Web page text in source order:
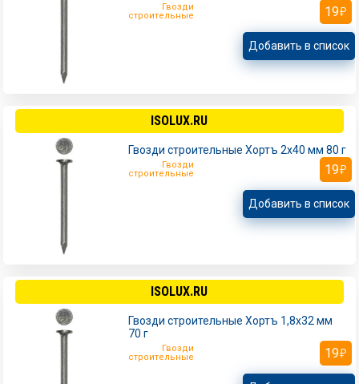
Гвозди
строительные
19
Добавить в список
ISOLUX.RU
Гвозди строительные Хортъ 2х40 мм 80 г
Гвозди
строительные
19
Добавить в список
ISOLUX.RU
Гвозди строительные Хортъ 1,8х32 мм
70 г
Гвозди
строительные
19